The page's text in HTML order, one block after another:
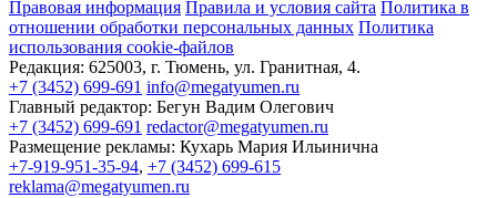
Правовая информация Правила и условия сайта Политика в
отношении обработки персональных данных Политика
использования cookie-файлов
Редакция: 625003, г. Тюмень, ул. Гранитная, 4.
+7 (3452) 699-691 info@megatyumen.ru
Главный редактор: Бегун Вадим Олегович
+7 (3452) 699-691 redactor@megatyumen.ru
Размещение рекламы: Кухарь Мария Ильинична
+7-919-951-35-94, +7 (3452) 699-615
reklama@megatyumen.ru